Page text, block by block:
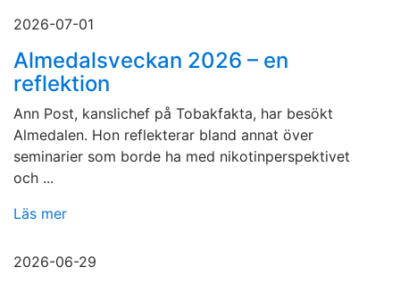
2026-07-01
Almedalsveckan 2026 – en
reflektion
Ann Post, kanslichef på Tobakfakta, har besökt
Almedalen. Hon reflekterar bland annat över
seminarier som borde ha med nikotinperspektivet
och ...
Läs mer
2026-06-29